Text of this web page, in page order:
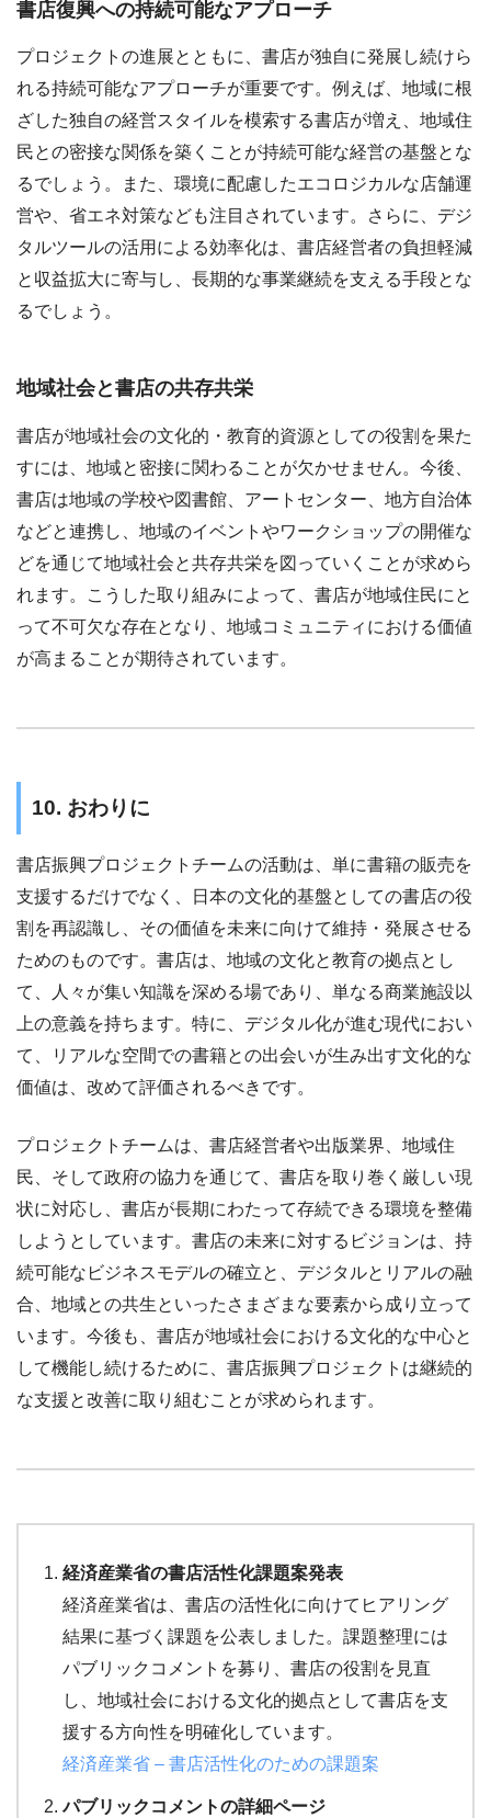
書店復興への持続可能なアプローチ
プロジェクトの進展とともに、書店が独自に発展し続けら
れる持続可能なアプローチが重要です。例えば、地域に根
ざした独自の経営スタイルを模索する書店が増え、地域住
民との密接な関係を築くことが持続可能な経営の基盤とな
るでしょう。また、環境に配慮したエコロジカルな店舗運
営や、省エネ対策なども注目されています。さらに、デジ
タルツールの活用による効率化は、書店経営者の負担軽減
と収益拡大に寄与し、長期的な事業継続を支える手段とな
るでしょう。
地域社会と書店の共存共栄
書店が地域社会の文化的・教育的資源としての役割を果た
すには、地域と密接に関わることが欠かせません。今後、
書店は地域の学校や図書館、アートセンター、地方自治体
などと連携し、地域のイベントやワークショップの開催な
どを通じて地域社会と共存共栄を図っていくことが求めら
れます。こうした取り組みによって、書店が地域住民にと
って不可欠な存在となり、地域コミュニティにおける価値
が高まることが期待されています。
10. おわりに
書店振興プロジェクトチームの活動は、単に書籍の販売を
支援するだけでなく、日本の文化的基盤としての書店の役
割を再認識し、その価値を未来に向けて維持・発展させる
ためのものです。書店は、地域の文化と教育の拠点とし
て、人々が集い知識を深める場であり、単なる商業施設以
上の意義を持ちます。特に、デジタル化が進む現代におい
て、リアルな空間での書籍との出会いが生み出す文化的な
価値は、改めて評価されるべきです。
プロジェクトチームは、書店経営者や出版業界、地域住
民、そして政府の協力を通じて、書店を取り巻く厳しい現
状に対応し、書店が長期にわたって存続できる環境を整備
しようとしています。書店の未来に対するビジョンは、持
続可能なビジネスモデルの確立と、デジタルとリアルの融
合、地域との共生といったさまざまな要素から成り立って
います。今後も、書店が地域社会における文化的な中心と
して機能し続けるために、書店振興プロジェクトは継続的
な支援と改善に取り組むことが求められます。
経済産業省の書店活性化課題案発表
経済産業省は、書店の活性化に向けてヒアリング
結果に基づく課題を公表しました。課題整理には
パブリックコメントを募り、書店の役割を見直
し、地域社会における文化的拠点として書店を支
援する方向性を明確化しています。
経済産業省 – 書店活性化のための課題案
パブリックコメントの詳細ページ